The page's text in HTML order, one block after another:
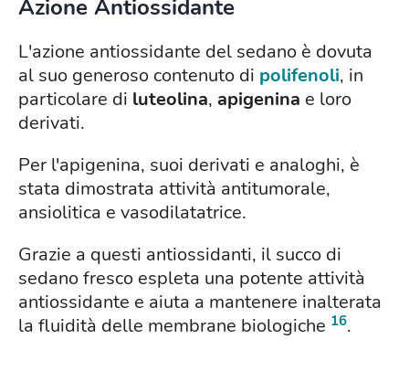
Azione Antiossidante
L'azione antiossidante del sedano è dovuta
al suo generoso contenuto di polifenoli, in
particolare di luteolina, apigenina e loro
derivati.
Per l'apigenina, suoi derivati e analoghi, è
stata dimostrata attività antitumorale,
ansiolitica e vasodilatatrice.
Grazie a questi antiossidanti, il succo di
sedano fresco espleta una potente attività
antiossidante e aiuta a mantenere inalterata
la fluidità delle membrane biologiche 16.